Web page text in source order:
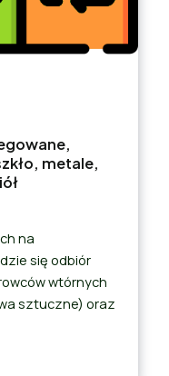
metale,
na
się odbiór
wtórnych
sztuczne) oraz